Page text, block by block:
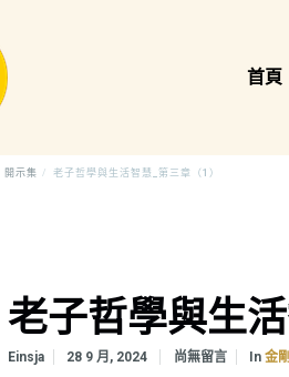
首頁
開示集 老子哲學與生活智慧_第三章（1）
老子哲學與生
Einsja 28 9 月, 2024 尚無留言 In金